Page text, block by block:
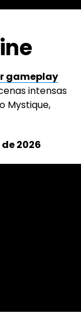
gameplay
intensas
Mystique,
2026